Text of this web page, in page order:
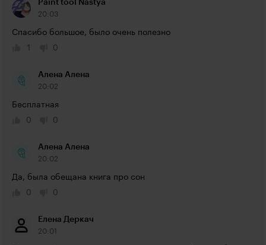
Paint tool Nastya
20:03
Спасибо большое, было очень полезно
1
0
Алена Алена
20:02
Бесплатная
0
0
Алена Алена
20:02
Да, была обещана книга про сон
0
0
Елена Деркач
20:01